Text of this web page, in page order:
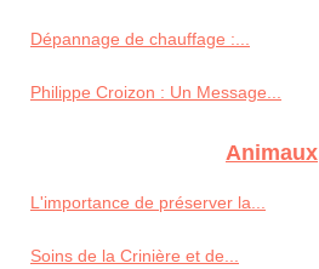
Dépannage de chauffage :...
Philippe Croizon : Un Message...
Animaux
L'importance de préserver la...
Soins de la Crinière et de...